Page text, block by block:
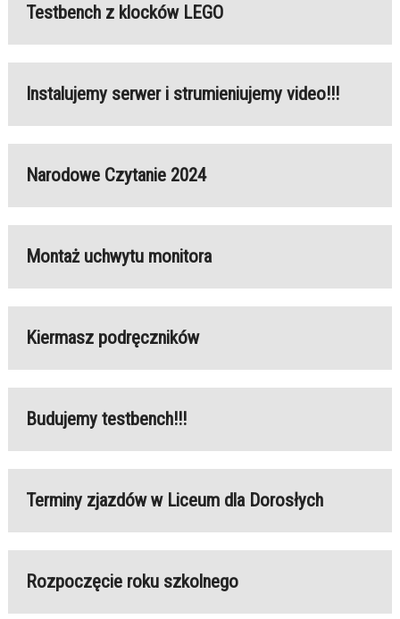
Testbench z klocków LEGO
Instalujemy serwer i strumieniujemy video!!!
Narodowe Czytanie 2024
Montaż uchwytu monitora
Kiermasz podręczników
Budujemy testbench!!!
Terminy zjazdów w Liceum dla Dorosłych
Rozpoczęcie roku szkolnego